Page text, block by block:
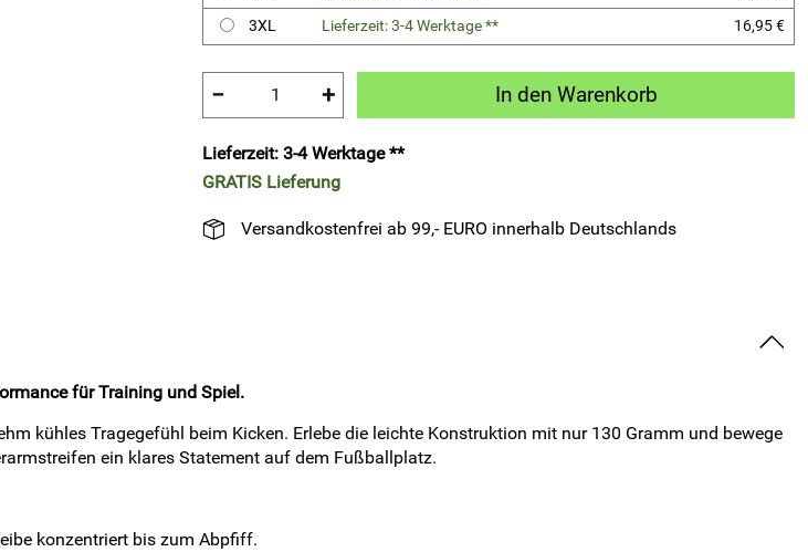
3XL
Lieferzeit: 3-4 Werktage ** 16,95 €
− + In den Warenkorb
Lieferzeit: 3-4 Werktage **
GRATIS Lieferung
Versandkostenfrei ab 99,- EURO innerhalb Deutschlands
für Training und Spiel.
kühles Tragegefühl beim Kicken. Erlebe die leichte Konstruktion mit nur 130 Gramm und bewege
ein klares Statement auf dem Fußballplatz.
konzentriert bis zum Abpfiff.